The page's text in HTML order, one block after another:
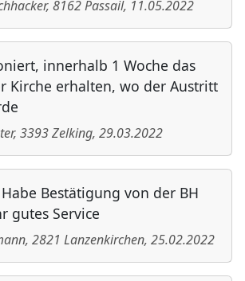
, 8162Passail, 11.05.2022
innerhalb 1 Woche das
Kirche erhalten, wo der Austritt
, 3393Zelking, 29.03.2022
Bestätigung von der BH
gutes Service
, 2821 Lanzenkirchen, 25.02.2022